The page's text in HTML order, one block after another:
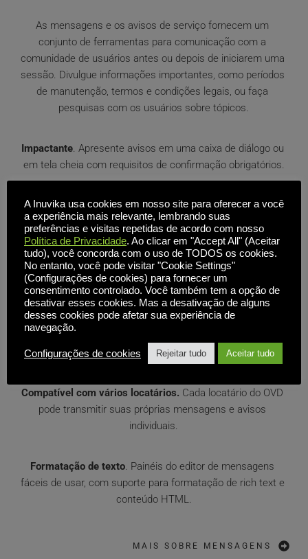
As mensagens e os avisos de serviço fornecem um
conjunto de ferramentas para comunicação com a
comunidade de usuários antes ou depois de iniciarem uma
sessão. Divulgue informações importantes, como períodos
de manutenção, termos e condições legais, ou faça
pesquisas com os usuários sobre tópicos.
Impactante. Apresente avisos em uma caixa de diálogo ou
em tela cheia com requisitos de confirmação obrigatórios.
Mensagens interativas. Adicione botões de ação
programáveis com respostas personalizadas às perguntas.
Rastrear respostas. Acompanhe estatísticas essenciais,
incluindo quais usuários receberam e responderam às
mensagens.
Conformidade
relacionadas para requisitos de retenção de dados.
Compatível com vários locatários. Cada locatário do OVD
pode transmitir suas próprias mensagens e avisos
individuais.
Formatação de texto. Painéis do editor de mensagens
fáceis de usar, com suporte para formatação de rich text e
conteúdo HTML.
MAIS SOBRE MENSAGENS
A Inuvika usa cookies em nosso site para oferecer a você
a experiência mais relevante, lembrando suas
preferências e visitas repetidas de acordo com nosso
Política de Privacidade. Ao clicar em "Accept All" (Aceitar
tudo), você concorda com o uso de TODOS os cookies.
No entanto, você pode visitar "Cookie Settings"
(Configurações de cookies) para fornecer um
consentimento controlado. Você também tem a opção de
desativar esses cookies. Mas a desativação de alguns
desses cookies pode afetar sua experiência de
navegação.
Configurações de cookies Rejeitar tudo Aceitar tudo